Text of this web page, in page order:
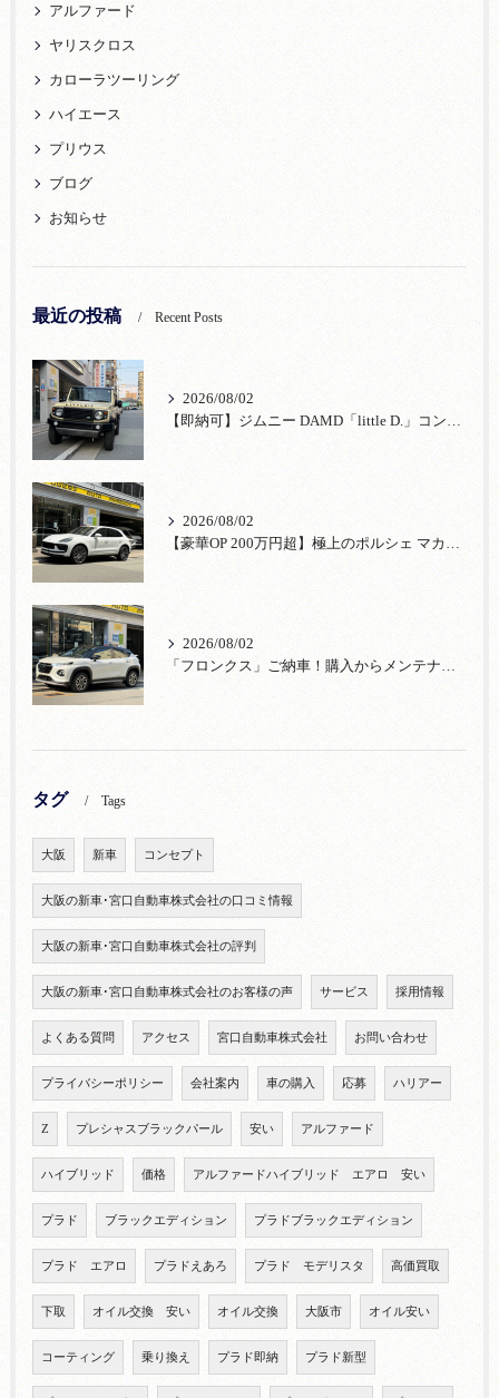
アルファード
ヤリスクロス
カローラツーリング
ハイエース
プリウス
ブログ
お知らせ
最近の投稿 Recent Posts
2026/08/02
【即納可】ジムニー DAMD「little D.」コンプリート！登録済未使用車あり
2026/08/02
【豪華OP 200万円超】極上のポルシェ マカンが入荷！注目のオプション装備
2026/08/02
「フロンクス」ご納車！購入からメンテナンス・リコールまで！宮口自動車
タグ Tags
大阪 新車 コンセプト
大阪の新車･宮口自動車株式会社の口コミ情報
大阪の新車･宮口自動車株式会社の評判
大阪の新車･宮口自動車株式会社のお客様の声 サービス 採用情報
よくある質問 アクセス 宮口自動車株式会社 お問い合わせ
プライバシーポリシー 会社案内 車の購入 応募 ハリアー
Z プレシャスブラックパール 安い アルファード
ハイブリッド 価格 アルファードハイブリッド エアロ 安い
プラド ブラックエディション プラドブラックエディション
プラド エアロ プラドえあろ プラド モデリスタ 高価買取
下取 オイル交換 安い オイル交換 大阪市 オイル安い
コーティング 乗り換え プラド即納 プラド新型